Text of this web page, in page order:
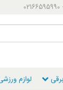
لوازم